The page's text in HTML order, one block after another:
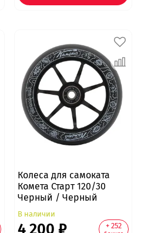
Колеса для самоката
Комета Старт 120/30
Черный / Черный
В наличии
4 200 ₽ + 252